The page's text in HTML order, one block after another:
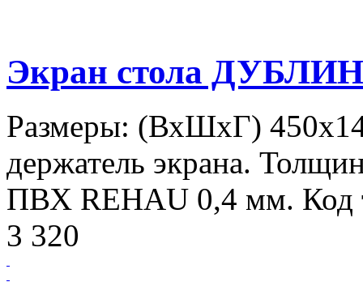
Экран стола
Размеры: (ВхШхГ)
держатель экрана.
ПВХ REHAU 0,4 мм. Код
3 320